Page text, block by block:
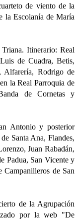
de viento de la
la Escolanía de María
Itinerario: Real
de Cuadra, Betis,
Alfarería, Rodrigo de
la Real Parroquia de
de Cornetas y
Antonio y posterior
Santa Ana, Flandes,
Juan Rabadán,
Padua, San Vicente y
Campanilleros de San
de la Agrupación
por la web "De